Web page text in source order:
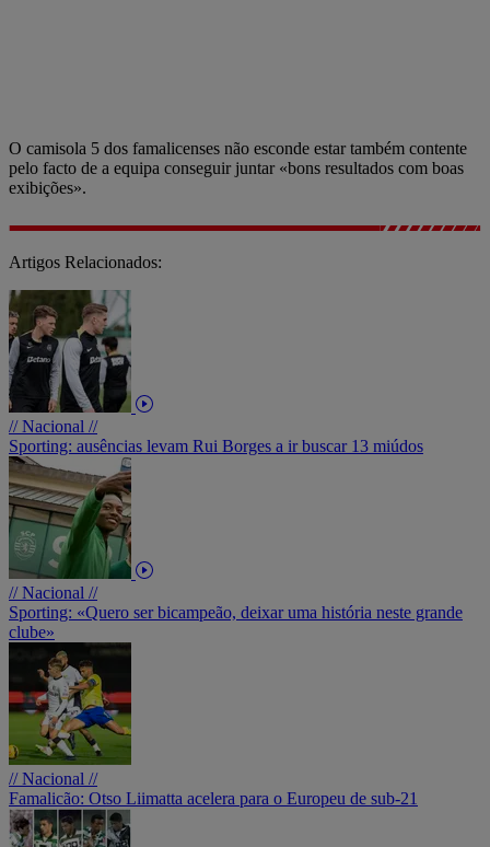
O camisola 5 dos famalicenses não esconde estar também contente
pelo facto de a equipa conseguir juntar «bons resultados com boas
exibições».
Artigos Relacionados:
// Nacional //
Sporting: ausências levam Rui Borges a ir buscar 13 miúdos
// Nacional //
Sporting: «Quero ser bicampeão, deixar uma história neste grande
clube»
// Nacional //
Famalicão: Otso Liimatta acelera para o Europeu de sub-21